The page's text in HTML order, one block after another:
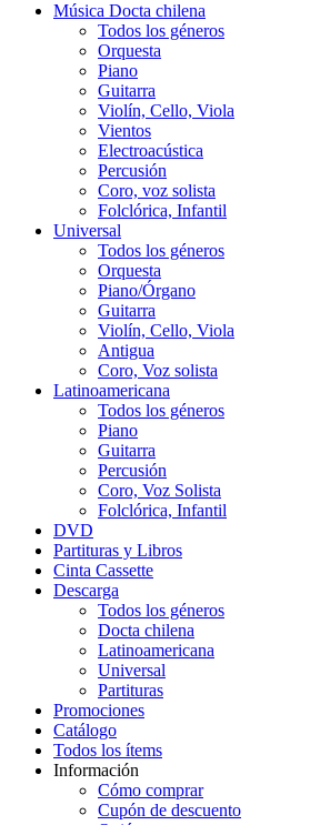
Música Docta chilena
Todos los géneros
Orquesta
Piano
Guitarra
Violín, Cello, Viola
Vientos
Electroacústica
Percusión
Coro, voz solista
Folclórica, Infantil
Universal
Todos los géneros
Orquesta
Piano/Órgano
Guitarra
Violín, Cello, Viola
Antigua
Coro, Voz solista
Latinoamericana
Todos los géneros
Piano
Guitarra
Percusión
Coro, Voz Solista
Folclórica, Infantil
DVD
Partituras y Libros
Cinta Cassette
Descarga
Todos los géneros
Docta chilena
Latinoamericana
Universal
Partituras
Promociones
Catálogo
Todos los ítems
Información
Cómo comprar
Cupón de descuento